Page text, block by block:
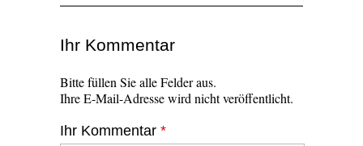
Ihr Kommentar
Bitte füllen Sie alle Felder aus.
Ihre E-Mail-Adresse wird nicht veröffentlicht.
Ihr Kommentar *